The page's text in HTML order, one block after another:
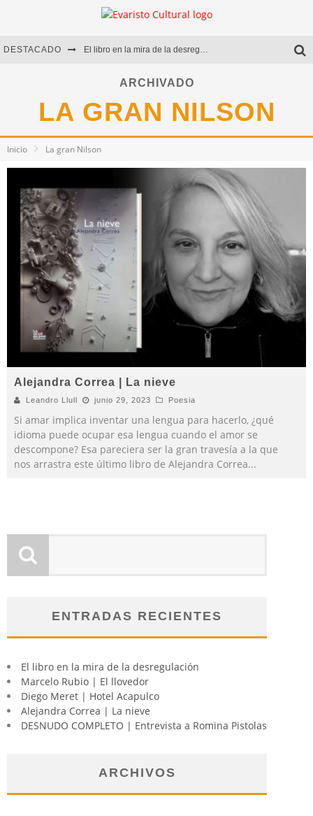
DESTACADO El libro en la mira de la desregulación
Marcelo Rubio | El llovedor
Diego Meret | Hotel Acapulco
Alejandra Correa | La nieve
ARCHIVADO
LA GRAN NILSON
Inicio La gran Nilson
Alejandra Correa | La nieve
Leandro Llull junio 29, 2023 Poesia
Si amar implica inventar una lengua para hacerlo, ¿qué
idioma puede ocupar esa lengua cuando el amor se
descompone? Esa pareciera ser la gran travesía a la que
nos arrastra este último libro de Alejandra Correa...
ENTRADAS RECIENTES
El libro en la mira de la desregulación
Marcelo Rubio | El llovedor
Diego Meret | Hotel Acapulco
Alejandra Correa | La nieve
DESNUDO COMPLETO | Entrevista a Romina Pistolas
ARCHIVOS